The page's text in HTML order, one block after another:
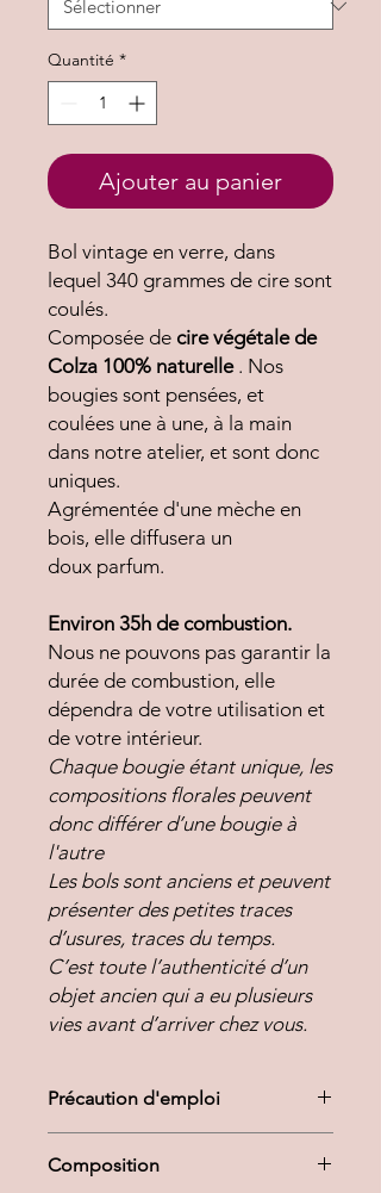
Quantité *
Ajouter au panier
Bol vintage en verre, dans
lequel 340 grammes de cire sont
coulés.
Composée de cire végétale de
Colza 100% naturelle. Nos
bougies sont pensées, et
coulées une à une, à la main
dans notre atelier, et sont donc
uniques.
Agrémentée d'une mèche en
bois, elle diffusera un
doux parfum.
Environ 35h de combustion.
Nous ne pouvons pas garantir la
durée de combustion, elle
dépendra de votre utilisation et
de votre intérieur.
Chaque bougie étant unique, les
compositions florales peuvent
donc différer d’une bougie à
l'autre
Les bols sont anciens et peuvent
présenter des petites traces
d’usures, traces du temps.
C’est toute l’authenticité d’un
objet ancien qui a eu plusieurs
vies avant d’arriver chez vous.
Précaution d'emploi
sans surveillance.
Composition